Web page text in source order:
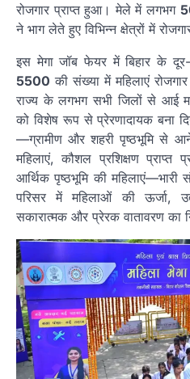
रोजगार प्राप्त हुआ। मेले में लगभग
ने भाग लेते हुए विभिन्न क्षेत्रों में
इस मेगा जॉब फेयर में बिहार के
5500 की संख्या में महिलाएं
राज्य के लगभग सभी जिलों से आई
को विशेष रूप से प्रेरणादायक बना
—ग्रामीण और शहरी पृष्ठभूमि से आने
महिलाएं, कौशल प्रशिक्षण प्राप्त
आर्थिक पृष्ठभूमि की महिलाएं—भारी
परिसर में महिलाओं की ऊर्जा,
सकारात्मक और प्रेरक वातावरण का